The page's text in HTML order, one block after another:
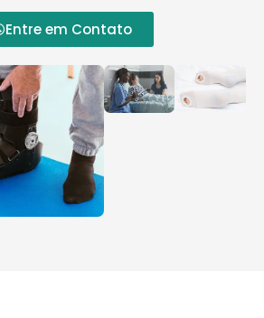
Entre em Contato